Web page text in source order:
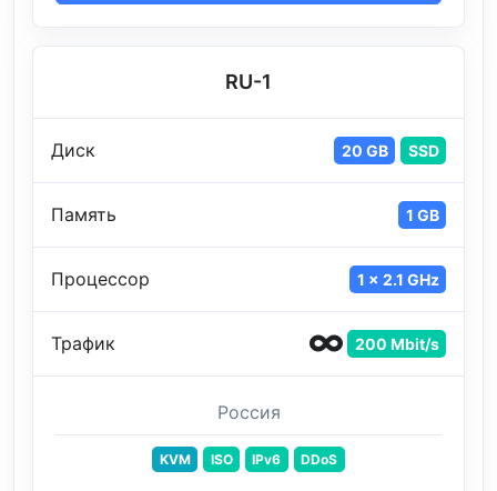
RU-1
Диск 20 GB SSD
Память 1 GB
Процессор 1 x 2.1 GHz
Трафик 200 Mbit/s
Россия
KVM ISO IPv6 DDoS